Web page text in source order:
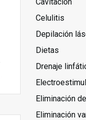
Celulitis
Depilación
Dietas
Drenaje
Eliminación
Eliminación